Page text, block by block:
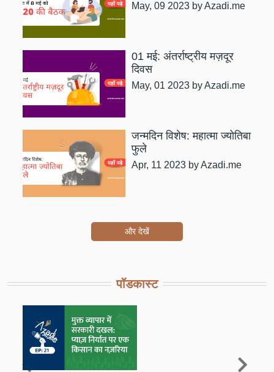
May, 09 2023 by Azadi.me
01 मई: अंतर्राष्ट्रीय मज़दूर
दिवस
May, 01 2023 by Azadi.me
जन्मदिन विशेष: महात्मा ज्योतिबा
फुले
Apr, 11 2023 by Azadi.me
और देखें
पॉडकास्ट